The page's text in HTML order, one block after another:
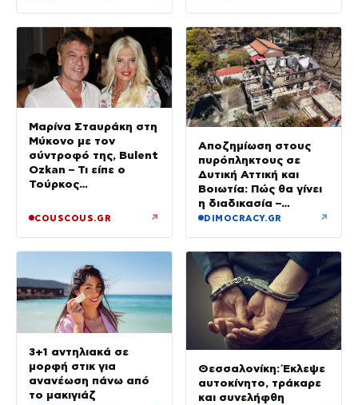
Μαρίνα Σταυράκη στη
Μύκονο με τον
σύντροφό της, Bulent
Ozkan – Τι είπε ο
Τούρκος
κάμερα
COUSCOUS.GR ↗
Αποζημίωση στους
πυρόπληκτους σε
Δυτική Αττική και
Βοιωτία: Πώς θα γίνει
η διαδικασία –
Ξεκινούν τη Δευτέρα
DIMOCRACY.GR ↗
3+1 αντηλιακά σε
μορφή στικ για
ανανέωση πάνω από
το μακιγιάζ
Θεσσαλονίκη: Έκλεψε
αυτοκίνητο, τράκαρε
και συνελήφθη